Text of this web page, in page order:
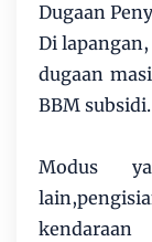
Dugaan
Di
dugaan
BBM subsidi.
Modus
kendaraan